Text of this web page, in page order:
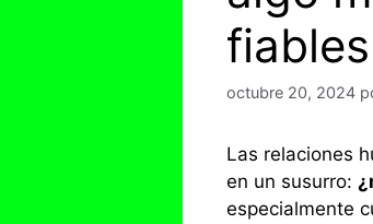
fiables
octubre 20, 2024
Las relaciones
en un susurro:
especialmente